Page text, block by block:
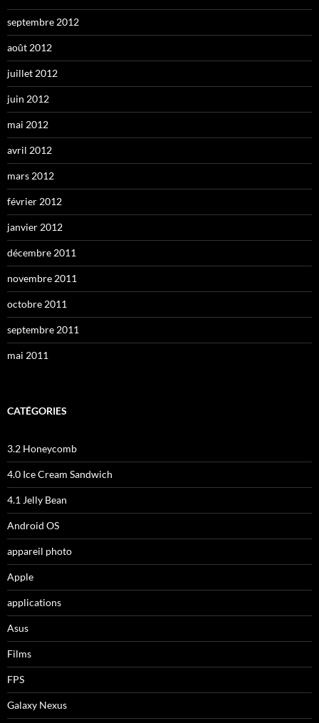
septembre 2012
août 2012
juillet 2012
juin 2012
mai 2012
avril 2012
mars 2012
février 2012
janvier 2012
décembre 2011
novembre 2011
octobre 2011
septembre 2011
mai 2011
CATÉGORIES
3.2 Honeycomb
4.0 Ice Cream Sandwich
4.1 Jelly Bean
Android OS
appareil photo
Apple
applications
Asus
Films
FPS
Galaxy Nexus